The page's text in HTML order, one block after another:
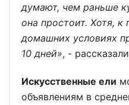
думают, чем раньше
она простоит. Хотя, к
домашних условиях
10 дней», -
Искусственные ели
объявлениям в